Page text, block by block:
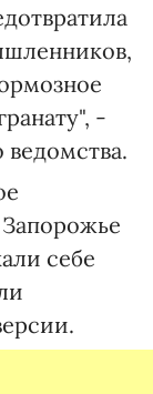
-
ведомства.
себе